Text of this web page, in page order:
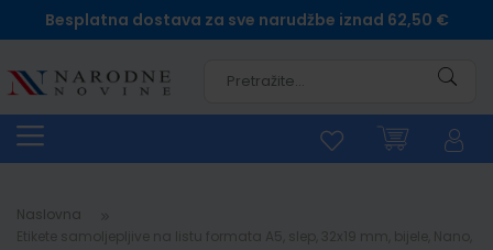
Besplatna dostava za sve narudžbe iznad 62,50 €
Naslovna